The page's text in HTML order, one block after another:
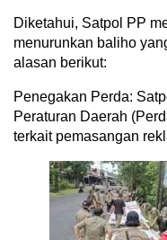
Diketahui, Satpol PP
menurunkan baliho
alasan berikut:
Penegakan Perda:
Peraturan Daerah
terkait pemasangan